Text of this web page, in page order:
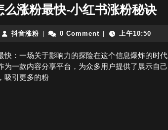
么涨粉最快-小红书涨粉秘诀个
红
书
抖音涨粉抖
涨
粉
0 Comment 上午10:50
快：一场关于影响力的探险在这个信息爆炸的时
为一款内容分享平台，为众多用户提供了展示自
吸引更多的粉